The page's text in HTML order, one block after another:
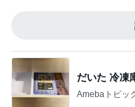
だいた 冷凍
Amebaトピッ